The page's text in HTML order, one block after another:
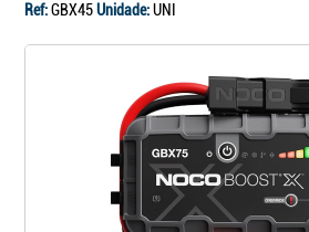
Ref:GBX45Unidade:UNI